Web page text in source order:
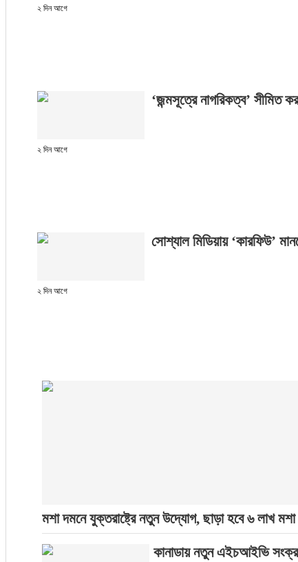
২ দিন আগে
‘জন্মসূত্রে নাগরিকত্ব’ সীমিত
২ দিন আগে
সোশ্যাল মিডিয়ায় ‘কারফিউ’
২ দিন আগে
মশা দমনে যুক্তরাষ্ট্রে নতুন উদ্যোগ, ছাড়া হবে ৬ লাখ মশা
কানাডায় নতুন এইচআইভি